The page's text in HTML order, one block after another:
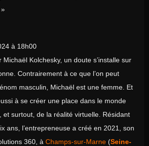
à 18h00
Kolchesky, un doute s’installe sur
Contrairement à ce que l’on peut
masculin, Michaël est une femme. Et
à se créer une place dans le monde
et surtout, de la réalité virtuelle. Résidant
ans, l’entrepreneuse a créé en 2021, son
360, à Champs-sur-Marne (Seine-